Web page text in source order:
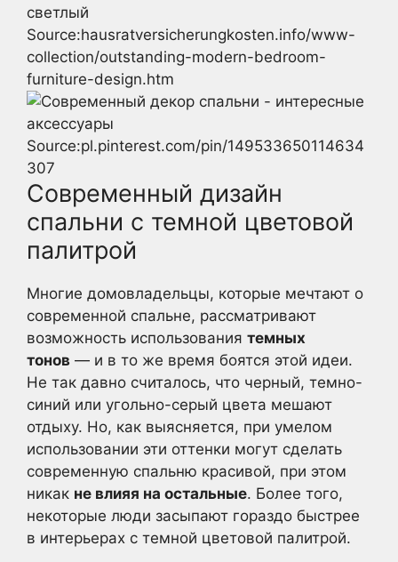
Source:hausratversicherungkosten.info/www-
collection/outstanding-modern-bedroom-
furniture-design.htm
Source:pl.pinterest.com/pin/149533650114634
307
Современный дизайн
спальни с темной цветовой
палитрой
Многие домовладельцы, которые мечтают о
современной спальне, рассматривают
возможность использования темных
тонов — и в то же время боятся этой идеи.
Не так давно считалось, что черный, темно-
синий или угольно-серый цвета мешают
отдыху. Но, как выясняется, при умелом
использовании эти оттенки могут сделать
современную спальню красивой, при этом
никак не влияя на остальные. Более того,
некоторые люди засыпают гораздо быстрее
в интерьерах с темной цветовой палитрой.